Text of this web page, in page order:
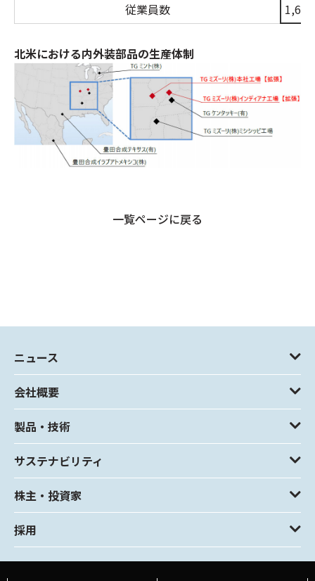
従業員数
北米における内外装部品の生産体制
一覧ページに戻る
ニュース
会社概要
製品・技術
サステナビリティ
株主・投資家
採用